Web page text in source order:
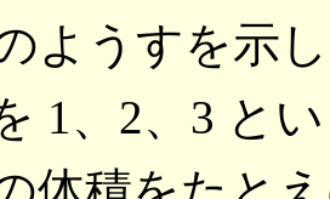
ようすを示
1、2、3 と